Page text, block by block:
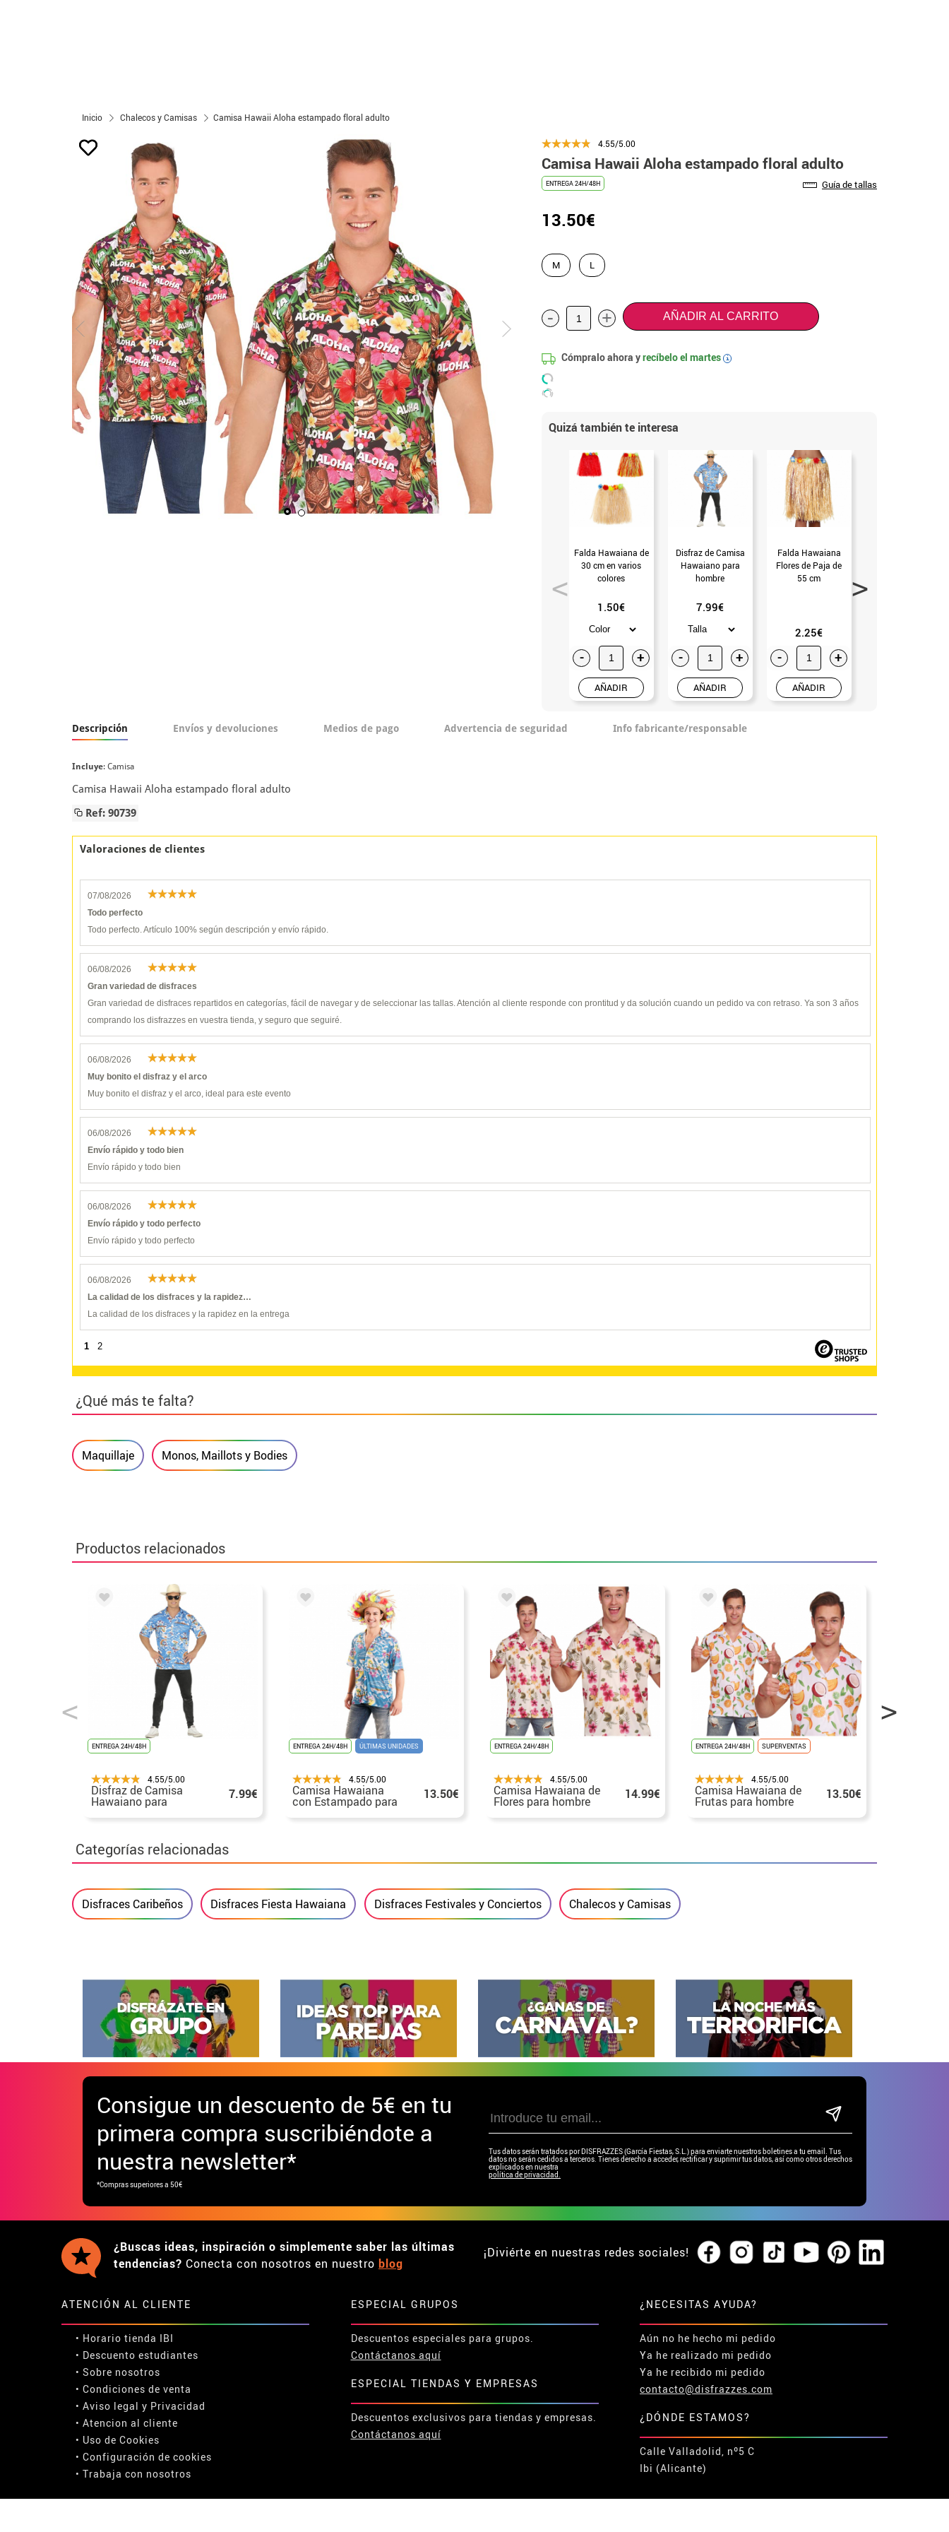
Inicio Chalecos y Camisas Camisa Hawaii Aloha estampado floral adulto
4.55/5.00
Camisa Hawaii Aloha estampado floral adulto
ENTREGA 24H/48H Guía de tallas
13.50€
M L
- + AÑADIR AL CARRITO
Cómpralo ahora yrecíbelo el martes i
Quizá también te interesa
Falda Hawaiana de
30 cm en varios
colores
1.50€
- +
AÑADIR
Disfraz de Camisa
Hawaiano para
hombre
7.99€
- +
AÑADIR
Falda Hawaiana
Flores de Paja de
55 cm
2.25€
- +
AÑADIR
Descripción Envíos y devoluciones Medios de pago Advertencia de seguridad Info fabricante/responsable
Incluye: Camisa
Camisa Hawaii Aloha estampado floral adulto
Ref: 90739
Valoraciones de clientes
07/08/2026
Todo perfecto
Todo perfecto. Artículo 100% según descripción y envío rápido.
06/08/2026
Gran variedad de disfraces
Gran variedad de disfraces repartidos en categorías, fácil de navegar y de seleccionar las tallas. Atención al cliente responde con prontitud y da solución cuando un pedido va con retraso. Ya son 3 años
comprando los disfrazzes en vuestra tienda, y seguro que seguiré.
06/08/2026
Muy bonito el disfraz y el arco
Muy bonito el disfraz y el arco, ideal para este evento
06/08/2026
Envío rápido y todo bien
Envío rápido y todo bien
06/08/2026
Envío rápido y todo perfecto
Envío rápido y todo perfecto
06/08/2026
La calidad de los disfraces y la rapidez…
La calidad de los disfraces y la rapidez en la entrega
1 2
¿Qué más te falta?
Maquillaje Monos, Maillots y Bodies
Productos relacionados
ENTREGA 24H/48H
4.55/5.00
Disfraz de Camisa
Hawaiano para 7.99€
ENTREGA 24H/48H ÚLTIMAS UNIDADES
4.55/5.00
Camisa Hawaiana
con Estampado para 13.50€
ENTREGA 24H/48H
4.55/5.00
Camisa Hawaiana de
Flores para hombre 14.99€
ENTREGA 24H/48H SUPERVENTAS
4.55/5.00
Camisa Hawaiana de
Frutas para hombre 13.50€
Categorías relacionadas
Disfraces Caribeños Disfraces Fiesta Hawaiana Disfraces Festivales y Conciertos Chalecos y Camisas
Consigue un descuento de 5€ en tu
primera compra suscribiéndote a
nuestra newsletter*
*Compras superiores a 50€
Tus datos serán tratados por DISFRAZZES (García Fiestas, S.L.) para enviarte nuestros boletines a tu email. Tus
datos no serán cedidos a terceros. Tienes derecho a acceder, rectificar y suprimir tus datos, así como otros derechos
explicados en nuestra
política de privacidad.
¿Buscas ideas, inspiración o simplemente saber las últimas
tendencias? Conecta con nosotros en nuestro blog
¡Diviérte en nuestras redes sociales!
ATENCIÓN AL CLIENTE
• Horario tienda IBI
• Descuento estudiantes
• Sobre nosotros
• Condiciones de venta
• Aviso legal y Privacidad
• Atencion al cliente
• Uso de Cookies
• Configuración de cookies
• Trabaja con nosotros
ESPECIAL GRUPOS
Descuentos especiales para grupos.
Contáctanos aquí
ESPECIAL TIENDAS Y EMPRESAS
Descuentos exclusivos para tiendas y empresas.
Contáctanos aquí
¿NECESITAS AYUDA?
Aún no he hecho mi pedido
Ya he realizado mi pedido
Ya he recibido mi pedido
contacto@disfrazzes.com
¿DÓNDE ESTAMOS?
Calle Valladolid, nº5 C
Ibi (Alicante)